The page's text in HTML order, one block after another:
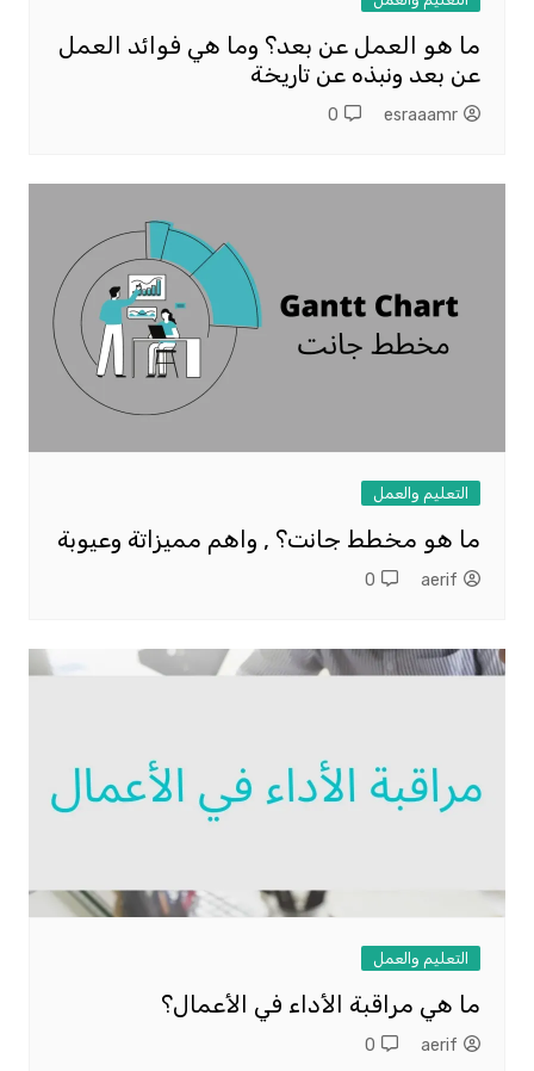
ما هو العمل عن بعد؟ وما هي فوائد العمل
عن بعد ونبذه عن تاريخة
esraaamr
0
التعليم والعمل
ما هو مخطط جانت؟ , واهم مميزاتة وعيوبة
aerif
0
التعليم والعمل
ما هي مراقبة الأداء في الأعمال؟
aerif
0